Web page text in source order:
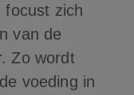
focust zich
van de
Zo wordt
voeding in